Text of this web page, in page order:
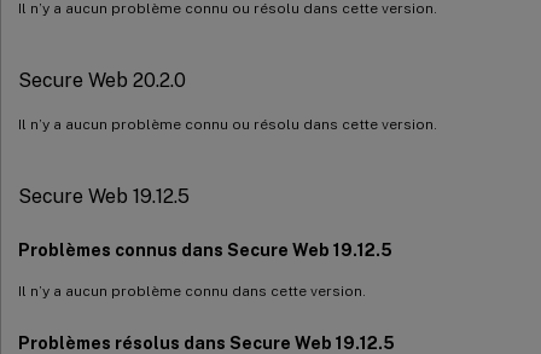
Il n’y a aucun problème connu ou résolu dans cette version.
Secure Web 20.2.0
Il n’y a aucun problème connu ou résolu dans cette version.
Secure Web 19.12.5
Problèmes connus dans Secure Web 19.12.5
Il n’y a aucun problème connu dans cette version.
Problèmes résolus dans Secure Web 19.12.5